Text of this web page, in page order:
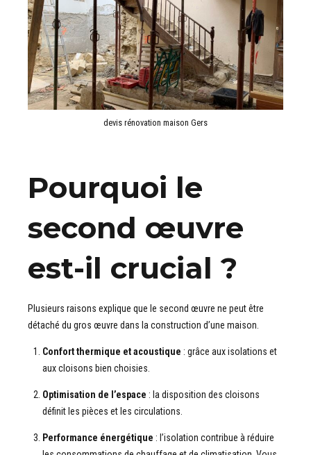
devis rénovation maison Gers
Pourquoi le
second œuvre
est-il crucial ?
Plusieurs raisons explique que le second œuvre ne peut être
détaché du gros œuvre dans la construction d’une maison.
Confort thermique et acoustique : grâce aux isolations et
aux cloisons bien choisies.
Optimisation de l’espace : la disposition des cloisons
définit les pièces et les circulations.
Performance énergétique : l’isolation contribue à réduire